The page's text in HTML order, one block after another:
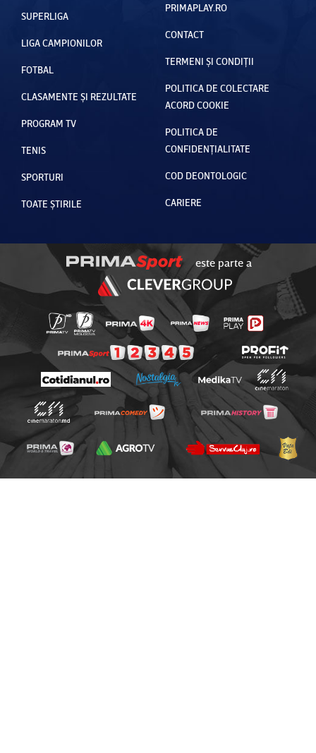
SUPERLIGA
LIGA CAMPIONILOR
FOTBAL
CLASAMENTE ȘI REZULTATE
PROGRAM TV
TENIS
SPORTURI
TOATE ȘTIRILE
PRIMAPLAY.RO
CONTACT
TERMENI ȘI CONDIȚII
POLITICA DE COLECTARE
ACORD COOKIE
POLITICA DE
CONFIDENȚIALITATE
COD DEONTOLOGIC
CARIERE
este parte a